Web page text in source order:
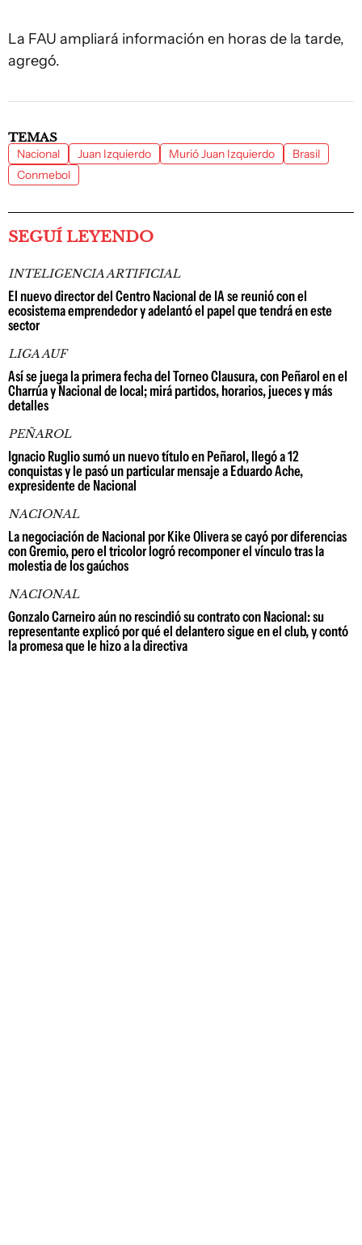
La FAU ampliará información en horas de la tarde,
agregó.
TEMAS
Nacional Juan Izquierdo Murió Juan Izquierdo
Brasil
Conmebol
SEGUÍ LEYENDO
INTELIGENCIA ARTIFICIAL
El nuevo director del Centro Nacional de IA se reunió con el
ecosistema emprendedor y adelantó el papel que tendrá en este
sector
LIGA AUF
Así se juega la primera fecha del Torneo Clausura, con Peñarol en el
Charrúa y Nacional de local; mirá partidos, horarios, jueces y más
detalles
PEÑAROL
Ignacio Ruglio sumó un nuevo título en Peñarol, llegó a 12
conquistas y le pasó un particular mensaje a Eduardo Ache,
expresidente de Nacional
NACIONAL
La negociación de Nacional por Kike Olivera se cayó por diferencias
con Gremio, pero el tricolor logró recomponer el vínculo tras la
molestia de los gaúchos
NACIONAL
Gonzalo Carneiro aún no rescindió su contrato con Nacional: su
representante explicó por qué el delantero sigue en el club, y contó
la promesa que le hizo a la directiva